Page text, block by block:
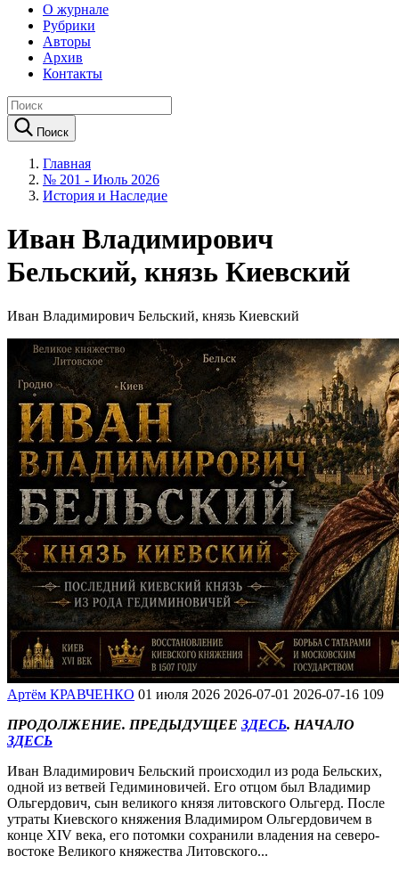
О журнале
Рубрики
Авторы
Архив
Контакты
Поиск
Главная
№ 201 - Июль 2026
История и Наследие
Иван Владимирович
Бельский, князь Киевский
Иван Владимирович Бельский, князь Киевский
Артём КРАВЧЕНКО 01 июля 2026 2026-07-01 2026-07-16 109
ПРОДОЛЖЕНИЕ. ПРЕДЫДУЩЕЕ ЗДЕСЬ. НАЧАЛО
ЗДЕСЬ
Иван Владимирович Бельский происходил из рода Бельских,
одной из ветвей Гедиминовичей. Его отцом был Владимир
Ольгердович, сын великого князя литовского Ольгерд. После
утраты Киевского княжения Владимиром Ольгердовичем в
конце XIV века, его потомки сохранили владения на северо-
востоке Великого княжества Литовского...